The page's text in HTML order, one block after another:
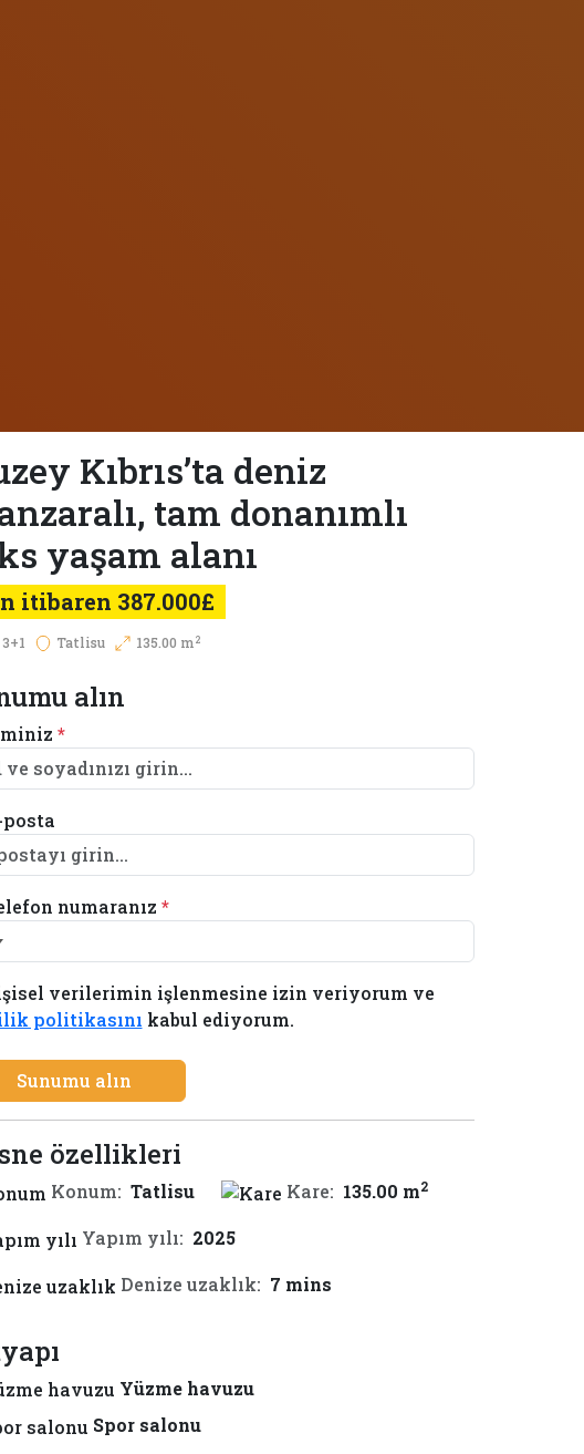
Kıbrıs’ta deniz
tam donanımlı
yaşam alanı
itibaren 387.000£
3+1 Tatlisu 135.00 m2
alın
*
numaranız *
verilerimin işlenmesine izin veriyorum ve
politikasını kabul ediyorum.
Sunumu alın
özellikleri
Konum: Tatlisu Kare: 135.00 m2
Yapım yılı: 2025
Denize uzaklık: 7 mins
Yüzme havuzu
Spor salonu